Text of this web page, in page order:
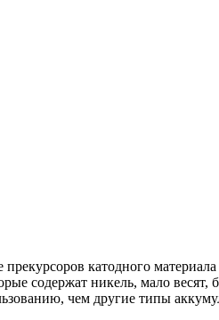
катодного
содержат никель, мало весят,
чем другие типы